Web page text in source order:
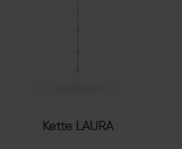
Kette LAURA